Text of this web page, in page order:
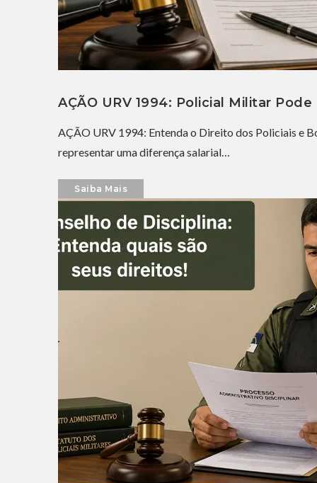
AÇÃO URV 1994: Policial Militar
AÇÃO URV 1994: Entenda o Direito dos Policiais e
representar uma diferença salarial…
Saiba Mais